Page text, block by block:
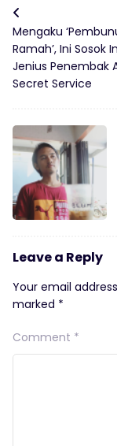
Mengaku
Ramah’, Ini Sosok
Jenius Penembak
Secret Service
Leave a Reply
Your email
marked *
Comment *